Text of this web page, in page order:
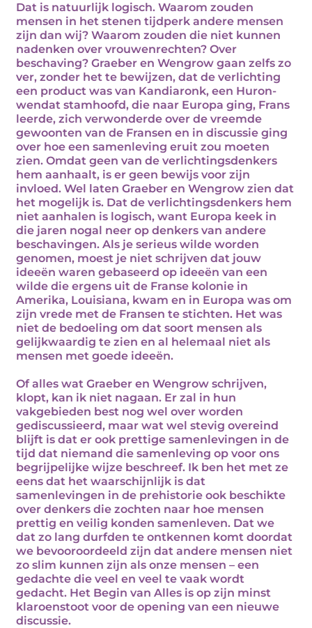
Dat is natuurlijk logisch. Waarom zouden
mensen in het stenen tijdperk andere mensen
zijn dan wij? Waarom zouden die niet kunnen
nadenken over vrouwenrechten? Over
beschaving? Graeber en Wengrow gaan zelfs zo
ver, zonder het te bewijzen, dat de verlichting
een product was van Kandiaronk, een Huron-
wendat stamhoofd, die naar Europa ging, Frans
leerde, zich verwonderde over de vreemde
gewoonten van de Fransen en in discussie ging
over hoe een samenleving eruit zou moeten
zien. Omdat geen van de verlichtingsdenkers
hem aanhaalt, is er geen bewijs voor zijn
invloed. Wel laten Graeber en Wengrow zien dat
het mogelijk is. Dat de verlichtingsdenkers hem
niet aanhalen is logisch, want Europa keek in
die jaren nogal neer op denkers van andere
beschavingen. Als je serieus wilde worden
genomen, moest je niet schrijven dat jouw
ideeën waren gebaseerd op ideeën van een
wilde die ergens uit de Franse kolonie in
Amerika, Louisiana, kwam en in Europa was om
zijn vrede met de Fransen te stichten. Het was
niet de bedoeling om dat soort mensen als
gelijkwaardig te zien en al helemaal niet als
mensen met goede ideeën.
Of alles wat Graeber en Wengrow schrijven,
klopt, kan ik niet nagaan. Er zal in hun
vakgebieden best nog wel over worden
gediscussieerd, maar wat wel stevig overeind
blijft is dat er ook prettige samenlevingen in de
tijd dat niemand die samenleving op voor ons
begrijpelijke wijze beschreef. Ik ben het met ze
eens dat het waarschijnlijk is dat
samenlevingen in de prehistorie ook beschikte
over denkers die zochten naar hoe mensen
prettig en veilig konden samenleven. Dat we
dat zo lang durfden te ontkennen komt doordat
we bevooroordeeld zijn dat andere mensen niet
zo slim kunnen zijn als onze mensen – een
gedachte die veel en veel te vaak wordt
gedacht. Het Begin van Alles is op zijn minst
klaroenstoot voor de opening van een nieuwe
discussie.